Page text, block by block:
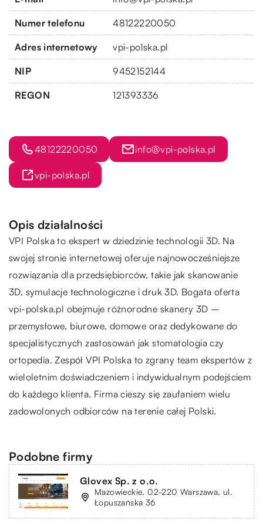
Numer telefonu 48122220050
Adres internetowy vpi-polska.pl
NIP 9452152144
REGON 121393336
48122220050 info@vpi-polska.pl
vpi-polska.pl
Opis działalności
VPI Polska to ekspert w dziedzinie technologii 3D. Na
swojej stronie internetowej oferuje najnowocześniejsze
rozwiązania dla przedsiębiorców, takie jak skanowanie
3D, symulacje technologiczne i druk 3D. Bogata oferta
vpi-polska.pl obejmuje różnorodne skanery 3D –
przemysłowe, biurowe, domowe oraz dedykowane do
specjalistycznych zastosowań jak stomatologia czy
ortopedia. Zespół VPI Polska to zgrany team ekspertów z
wieloletnim doświadczeniem i indywidualnym podejściem
do każdego klienta. Firma cieszy się zaufaniem wielu
zadowolonych odbiorców na terenie całej Polski.
Podobne firmy
Glovex Sp. z o.o.
Mazowieckie, 02-220 Warszawa, ul.
Łopuszańska 36